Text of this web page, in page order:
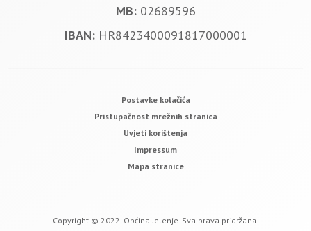
MB: 02689596
IBAN: HR8423400091817000001
Postavke kolačića
Pristupačnost mrežnih stranica
Uvjeti korištenja
Impressum
Mapa stranice
Copyright © 2022. Općina Jelenje. Sva prava pridržana.